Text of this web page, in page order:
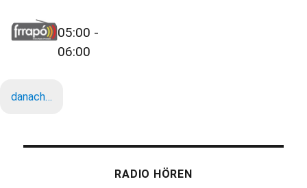
05:00 -
06:00
danach…
RADIO HÖREN